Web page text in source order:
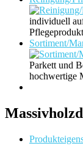
individuell
Sortiment/
Parkett und
hochwertige